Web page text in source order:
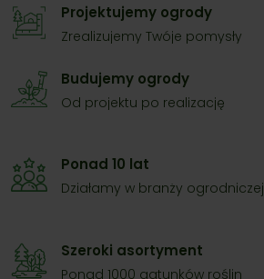
Projektujemy ogrody
Zrealizujemy Twóje pomysły
Budujemy ogrody
Od projektu po realizację
Ponad 10 lat
Działamy w branży ogrodniczej
Szeroki asortyment
Ponad 1000 gatunków roślin